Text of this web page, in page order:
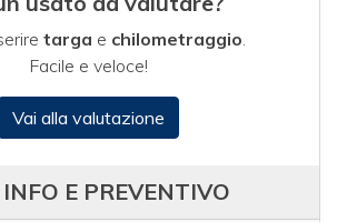
targa e chilometraggio
Facile e veloce!
Vai alla valutazione
E PREVENTIVO